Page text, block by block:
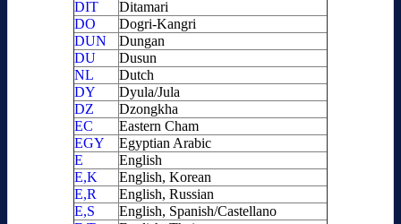
DIT
Ditamari
DO
Dogri-Kangri
DUN
Dungan
DU
Dusun
NL
Dutch
DY
Dyula/Jula
DZ
Dzongkha
EC
Eastern Cham
EGY
Egyptian Arabic
E
English
E,K
English, Korean
E,R
English, Russian
E,S
English, Spanish/Castellano